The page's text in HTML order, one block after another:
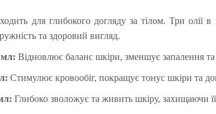
для глибокого догляду за тілом. Три олії
та здоровий вигляд.
мл: Відновлює баланс шкіри, зменшує запалення
: Стимулює кровообіг, покращує тонус шкіри та
: Глибоко зволожує та живить шкіру, захищаючи її